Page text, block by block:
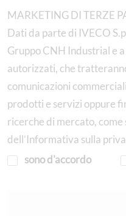
MARKETING DI TERZE
Dati da parte di IVECO
Gruppo CNH Industrial e
autorizzati, che
comunicazioni
prodotti e servizi oppure
ricerche di mercato,
dell’Informativa sulla
sono d'accordo